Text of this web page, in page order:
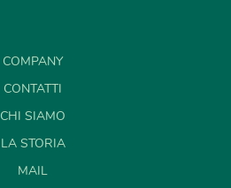
COMPANY
CONTATTI
CHI SIAMO
LA STORIA
MAIL